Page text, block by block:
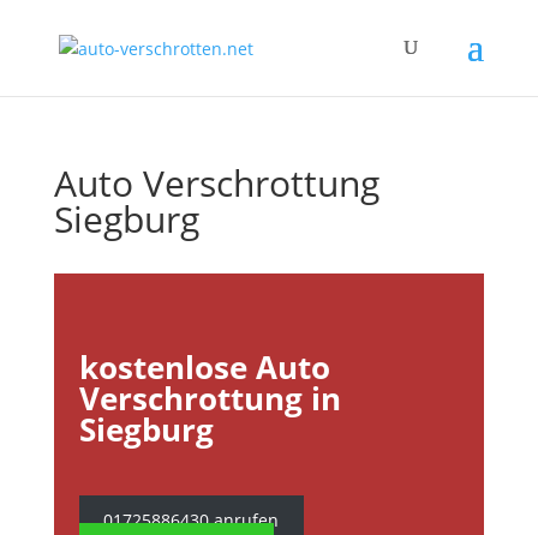
Auto Verschrottung
Siegburg
kostenlose Auto
Verschrottung in
Siegburg
01725886430 anrufen